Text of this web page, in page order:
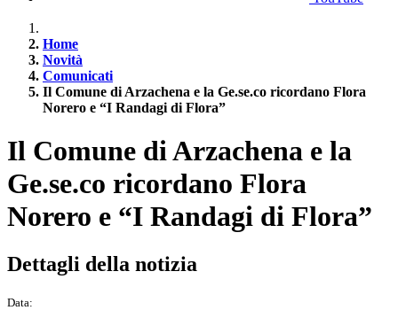
Home
Novità
Comunicati
Il Comune di Arzachena e la Ge.se.co ricordano Flora
Norero e “I Randagi di Flora”
Il Comune di Arzachena e la
Ge.se.co ricordano Flora
Norero e “I Randagi di Flora”
Dettagli della notizia
Data: